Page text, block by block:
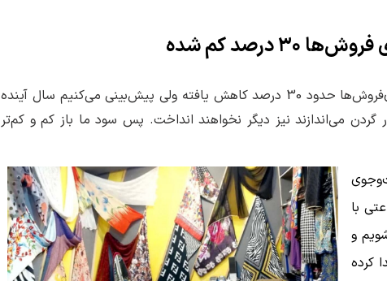
درصد کم شده
یک فروشنده در بازار جعفری تهران می‌گوید: «سود ما روسری‌فروش‌ها حدود 30 درصد کاهش یافته ولی پیش‌بینی می‌کنیم سال آینده
می‌اندازند نیز دیگر نخواهند انداخت. پس سود ما باز کم و کم‌تر
با
و
کرده